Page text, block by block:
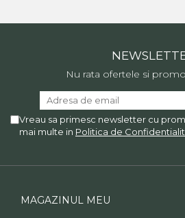
Nu rata ofertele si
Vreau sa primesc newsletter cu
mai multe in Politica de
MAGAZINUL MEU